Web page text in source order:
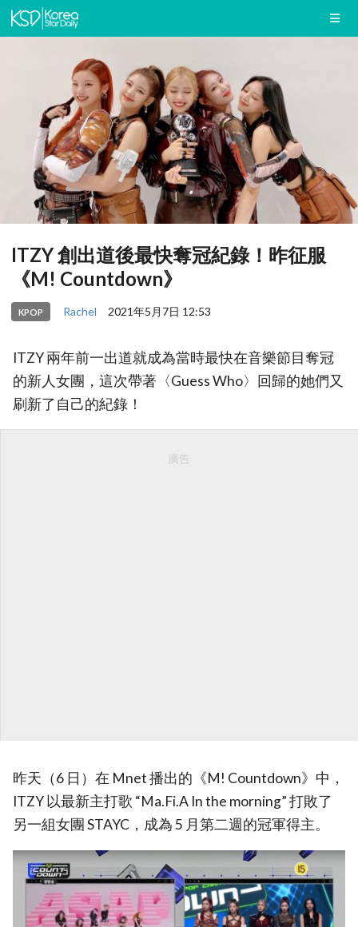
ITZY 創出道後最快奪冠紀錄！昨征服
《M! Countdown》
KPOP Rachel 2021年5月7日 12:53
ITZY 兩年前一出道就成為當時最快在音樂節目奪冠
的新人女團，這次帶著〈Guess Who〉回歸的她們又
刷新了自己的紀錄！
廣告
昨天（6 日）在 Mnet 播出的《M! Countdown》中，
ITZY 以最新主打歌 “Ma.Fi.A In the morning” 打敗了
另一組女團 STAYC，成為 5 月第二週的冠軍得主。